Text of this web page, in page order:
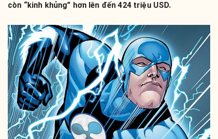
còn “kinh khủng” hơn lên đến 424 triệu USD.